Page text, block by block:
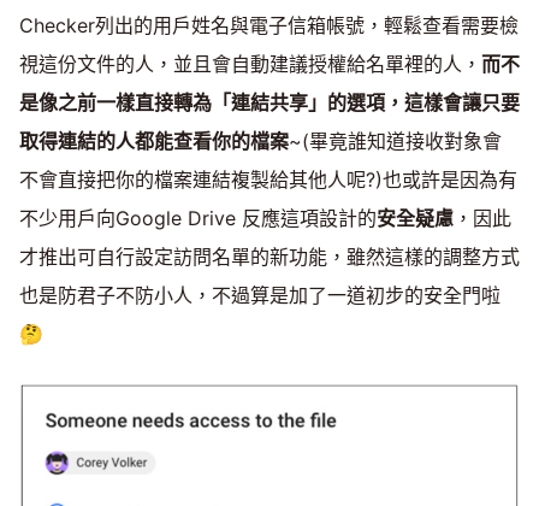
Checker列出的用戶姓名與電子信箱帳號，輕鬆查看需要檢
視這份文件的人，並且會自動建議授權給名單裡的人， 而不
是像之前一樣直接轉為「連結共享」的選項，這樣會讓只要
取得連結的人都能查看你的檔案~(畢竟誰知道接收對象會
不會直接把你的檔案連結複製給其他人呢?)也或許是因為有
不少用戶向Google Drive 反應這項設計的安全疑慮 ，因此
才推出可自行設定訪問名單的新功能，雖然這樣的調整方式
也是防君子不防小人，不過算是加了一道初步的安全門啦
🤔